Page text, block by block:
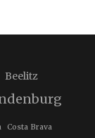
Beelitz
Costa Brava